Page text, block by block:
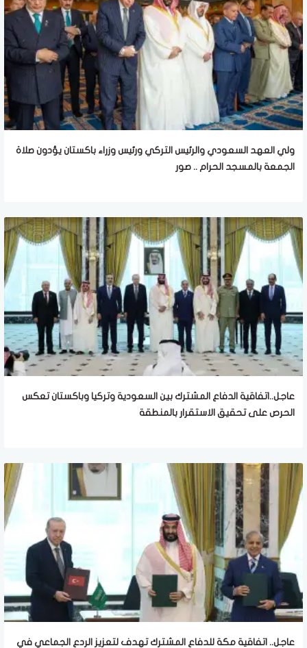
ولي العهد السعودي والرئيس التركي ورئيس وزراء باكستان يؤدون صلاة
الجمعة بالمسجد الحرام .. صور
عاجل..اتفاقية الدفاع المشترك بين السعودية وتركيا وباكستان تعكس
الحرص على تحقيق الاستقرار بالمنطقة
عاجل.. اتفاقية مكة للدفاع المشترك تهدف لتعزيز الردع الجماعي في